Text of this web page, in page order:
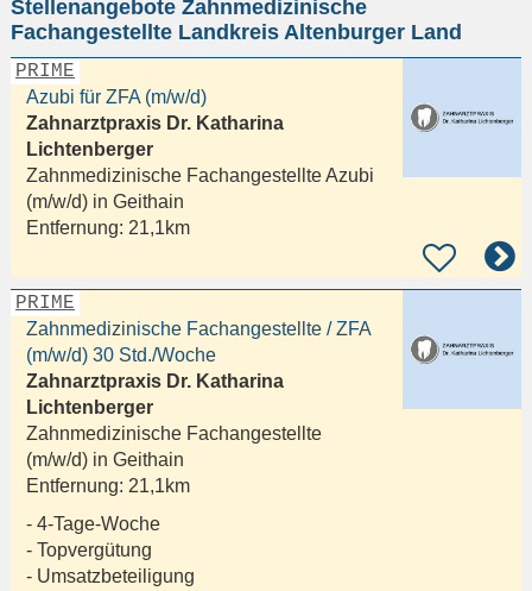
eingeben
Stellenangebote Zahnmedizinische
Fachangestellte Landkreis Altenburger Land
PRIME
Azubi für ZFA (m/w/d)
Zahnarztpraxis Dr. Katharina
Lichtenberger
Zahnmedizinische Fachangestellte Azubi
(m/w/d) in Geithain
Entfernung: 21,1km
PRIME
Zahnmedizinische Fachangestellte / ZFA
(m/w/d) 30 Std./Woche
Zahnarztpraxis Dr. Katharina
Lichtenberger
Zahnmedizinische Fachangestellte
(m/w/d) in Geithain
Entfernung: 21,1km
- 4-Tage-Woche
- Topvergütung
- Umsatzbeteiligung